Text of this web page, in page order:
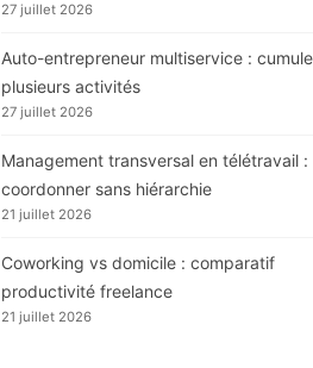
27 juillet 2026
Auto-entrepreneur multiservice :
plusieurs activités
27 juillet 2026
Management transversal en télétravail :
coordonner sans hiérarchie
21 juillet 2026
Coworking vs domicile : comparatif
productivité freelance
21 juillet 2026